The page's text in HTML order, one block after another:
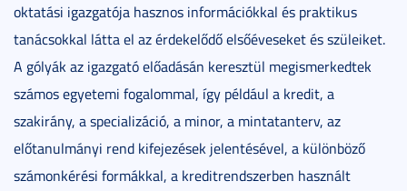
oktatási igazgatója hasznos információkkal és praktikus
tanácsokkal látta el az érdekelődő elsőéveseket és szüleiket.
A gólyák az igazgató előadásán keresztül megismerkedtek
számos egyetemi fogalommal, így például a kredit, a
szakirány, a specializáció, a minor, a mintatanterv, az
előtanulmányi rend kifejezések jelentésével, a különböző
számonkérési formákkal, a kreditrendszerben használt